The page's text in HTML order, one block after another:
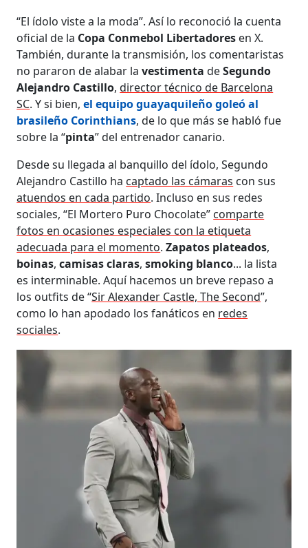
“El ídolo viste a la moda”. Así lo reconoció la cuenta
oficial de la Copa Conmebol Libertadores en X.
También, durante la transmisión, los comentaristas
no pararon de alabar lavestimentadeSegundo
Alejandro Castillo,director técnico de Barcelona
SC. Y si bien,el equipo guayaquileño goleó al
brasileño Corinthians, de lo que más se habló fue
sobre la “pinta” del entrenador canario.
Desde su llegada al banquillo del ídolo, Segundo
Alejandro Castillo ha captado las cámaras con sus
atuendos en cada partido. Incluso en sus redes
sociales, “El Mortero Puro Chocolate” comparte
fotos en ocasiones especiales con la etiqueta
adecuada para el momento.Zapatos plateados,
boinas,camisas claras,smoking blanco... la lista
es interminable. Aquí hacemos un breve repaso a
los outfits de “Sir Alexander Castle, The Second”,
como lo han apodado los fanáticos en redes
sociales.